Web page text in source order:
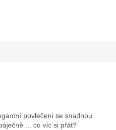
povlečení se snadnou
báječně ... co víc si přát?